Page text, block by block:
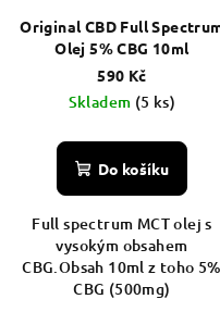
Original CBD Full
Olej 5% CBG 10ml
590 Kč
Skladem (5 ks)
Do košíku
Full spectrum MCT olej s
vysokým obsahem
CBG.Obsah 10ml z toho 5%
CBG (500mg)